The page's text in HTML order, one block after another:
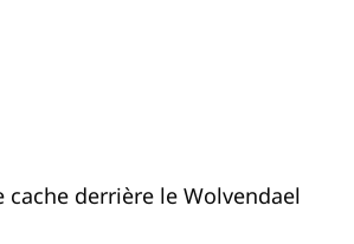
cache derrière le Wolvendael